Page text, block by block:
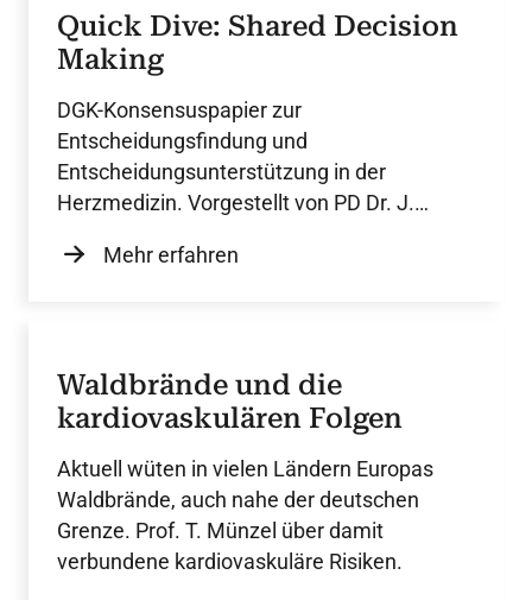
Quick Dive: Shared Decision
Making
DGK-Konsensuspapier zur
Entscheidungsfindung und
Entscheidungsunterstützung in der
Herzmedizin. Vorgestellt von PD Dr. J.
Mehr erfahren
Waldbrände und die
kardiovaskulären Folgen
Aktuell wüten in vielen Ländern Europas
Waldbrände, auch nahe der deutschen
Grenze. Prof. T. Münzel über damit
verbundene kardiovaskuläre Risiken.